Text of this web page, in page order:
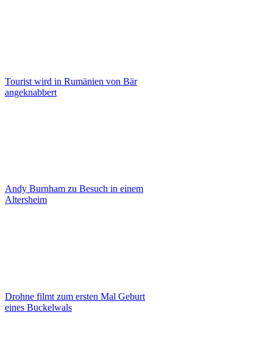
Tourist wird in Rumänien von Bär
angeknabbert
Andy Burnham zu Besuch in einem
Altersheim
Drohne filmt zum ersten Mal Geburt
eines Buckelwals